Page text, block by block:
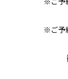
※ご予